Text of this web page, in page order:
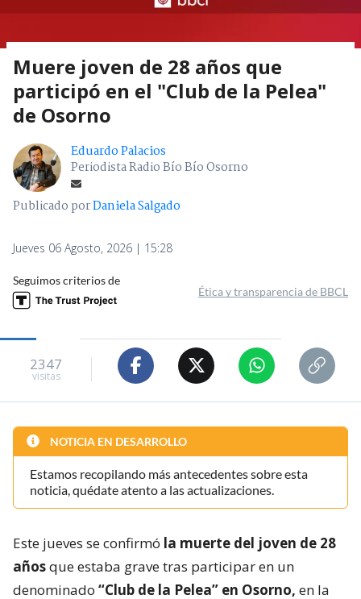
Muere joven de 28 años que
participó en el "Club de la Pelea"
de Osorno
Eduardo Palacios
Periodista Radio Bío Bío Osorno
Publicado porDaniela Salgado
Jueves 06 Agosto, 2026 | 15:28
Seguimos criterios de
Ética y transparencia de BBCL
2347
visitas
NOTICIA EN DESARROLLO
Estamos recopilando más antecedentes sobre esta
noticia, quédate atento a las actualizaciones.
Este jueves se confirmó la muerte del joven de 28
añosque estaba grave tras participar en un
denominado “Club de la Pelea” en Osorno, en la